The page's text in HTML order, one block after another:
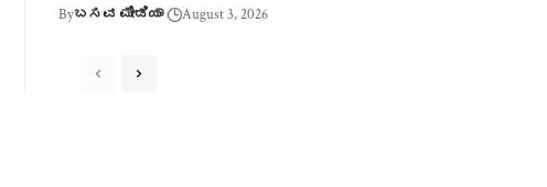
Byಬಸವ ಮೀಡಿಯಾ August 3, 2026